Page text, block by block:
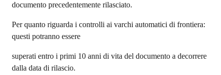
documento precedentemente rilasciato.
Per quanto riguarda i controlli ai varchi automatici di frontiera:
questi potranno essere
superati entro i primi 10 anni di vita del documento a decorrere
dalla data di rilascio.